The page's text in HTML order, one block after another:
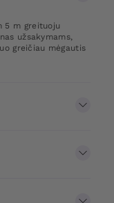
5 m greituoju
užsakymams,
greičiau mėgautis